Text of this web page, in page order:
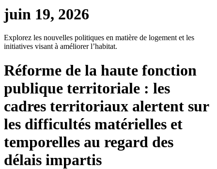
juin 19, 2026
Explorez les nouvelles politiques en matière de logement et les
initiatives visant à améliorer l’habitat.
Réforme de la haute fonction
publique territoriale : les
cadres territoriaux alertent sur
les difficultés matérielles et
temporelles au regard des
délais impartis